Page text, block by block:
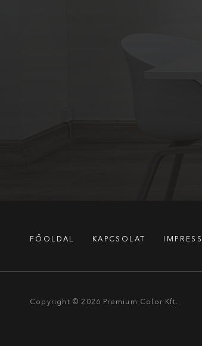
FŐOLDAL KAPCSOLAT
Copyright © 2026 Premium Color Kft.